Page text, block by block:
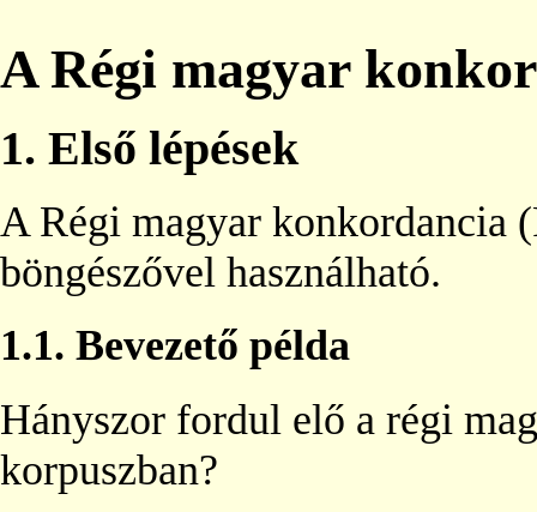
A Régi magyar
1. Első lépések
A Régi magyar konkordancia
böngészővel használható.
1.1. Bevezető példa
Hányszor fordul elő a régi
korpuszban?